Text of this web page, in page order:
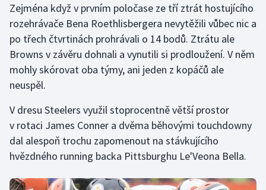
Zejména když v prvním poločase ze tří ztrát hostujícího
rozehrávače Bena Roethlisbergera nevytěžili vůbec nic a
po třech čtvrtinách prohrávali o 14 bodů. Ztrátu ale
Browns v závěru dohnali a vynutili si prodloužení. V něm
mohly skórovat oba týmy, ani jeden z kopáčů ale
neuspěl.
V dresu Steelers využil stoprocentně větší prostor
v rotaci James Conner a dvěma běhovými touchdowny
dal alespoň trochu zapomenout na stávkujícího
hvězdného running backa Pittsburghu Le'Veona Bella.